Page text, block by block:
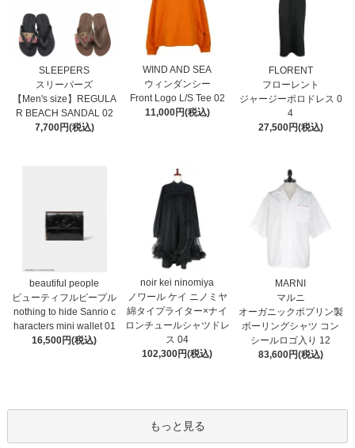
SLEEPERS
スリーパーズ
【Men's size】REGULA
R BEACH SANDAL 02
7,700円(税込)
WIND AND SEA
ウィンダンシー
Front Logo L/S Tee 02
11,000円(税込)
FLORENT
フローレント
ジャージーポロドレス 0
4
27,500円(税込)
beautiful people
ビューティフルピープル
nothing to hide Sanrio c
haracters mini wallet⁠ 01
16,500円(税込)
noir kei ninomiya
ノワール ケイ ニノミヤ
綿タイプライター×ナイ
ロンチュールシャツドレ
ス 04
102,300円(税込)
MARNI
マルニ
オーガニックポプリン製
ボーリングシャツ コン
シールロゴ入り 12
83,600円(税込)
もっと見る